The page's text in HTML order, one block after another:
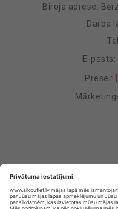
Biroja adrese:
Darba
E-pasts:
Presei:
E-veikala